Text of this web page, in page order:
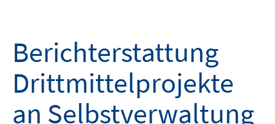
Berichterstattung
Drittmittelprojekte
an Selbstverwaltung